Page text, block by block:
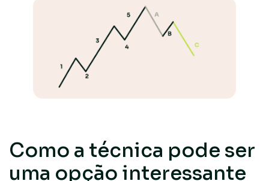
Como a técnica pode ser
uma opção interessante